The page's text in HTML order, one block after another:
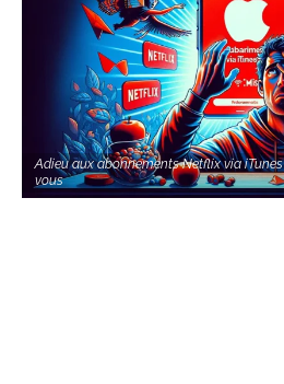
Adieu aux abonnements Netflix via
vous